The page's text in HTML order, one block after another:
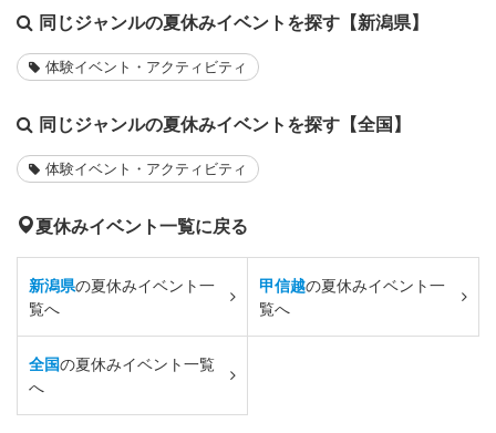
同じジャンルの夏休みイベントを探す【新潟県】
体験イベント・アクティビティ
同じジャンルの夏休みイベントを探す【全国】
体験イベント・アクティビティ
夏休みイベント一覧に戻る
新潟県の夏休みイベント一
覧へ
甲信越の夏休みイベント一
覧へ
全国の夏休みイベント一覧
へ